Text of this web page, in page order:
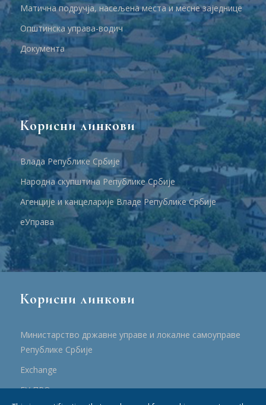
Матична подручја, насељена места и месне заједнице
Општинска управа-водич
Документа
Корисни линкови
Влада Републике Србије
Народна скупштина Републике Србије
Агенције и канцеларије Владе Републике Србије
еУправа
Корисни линкови
Министарство државне управе и локалне самоуправе
Републике Србије
Еxchange
ЕУ ПРО